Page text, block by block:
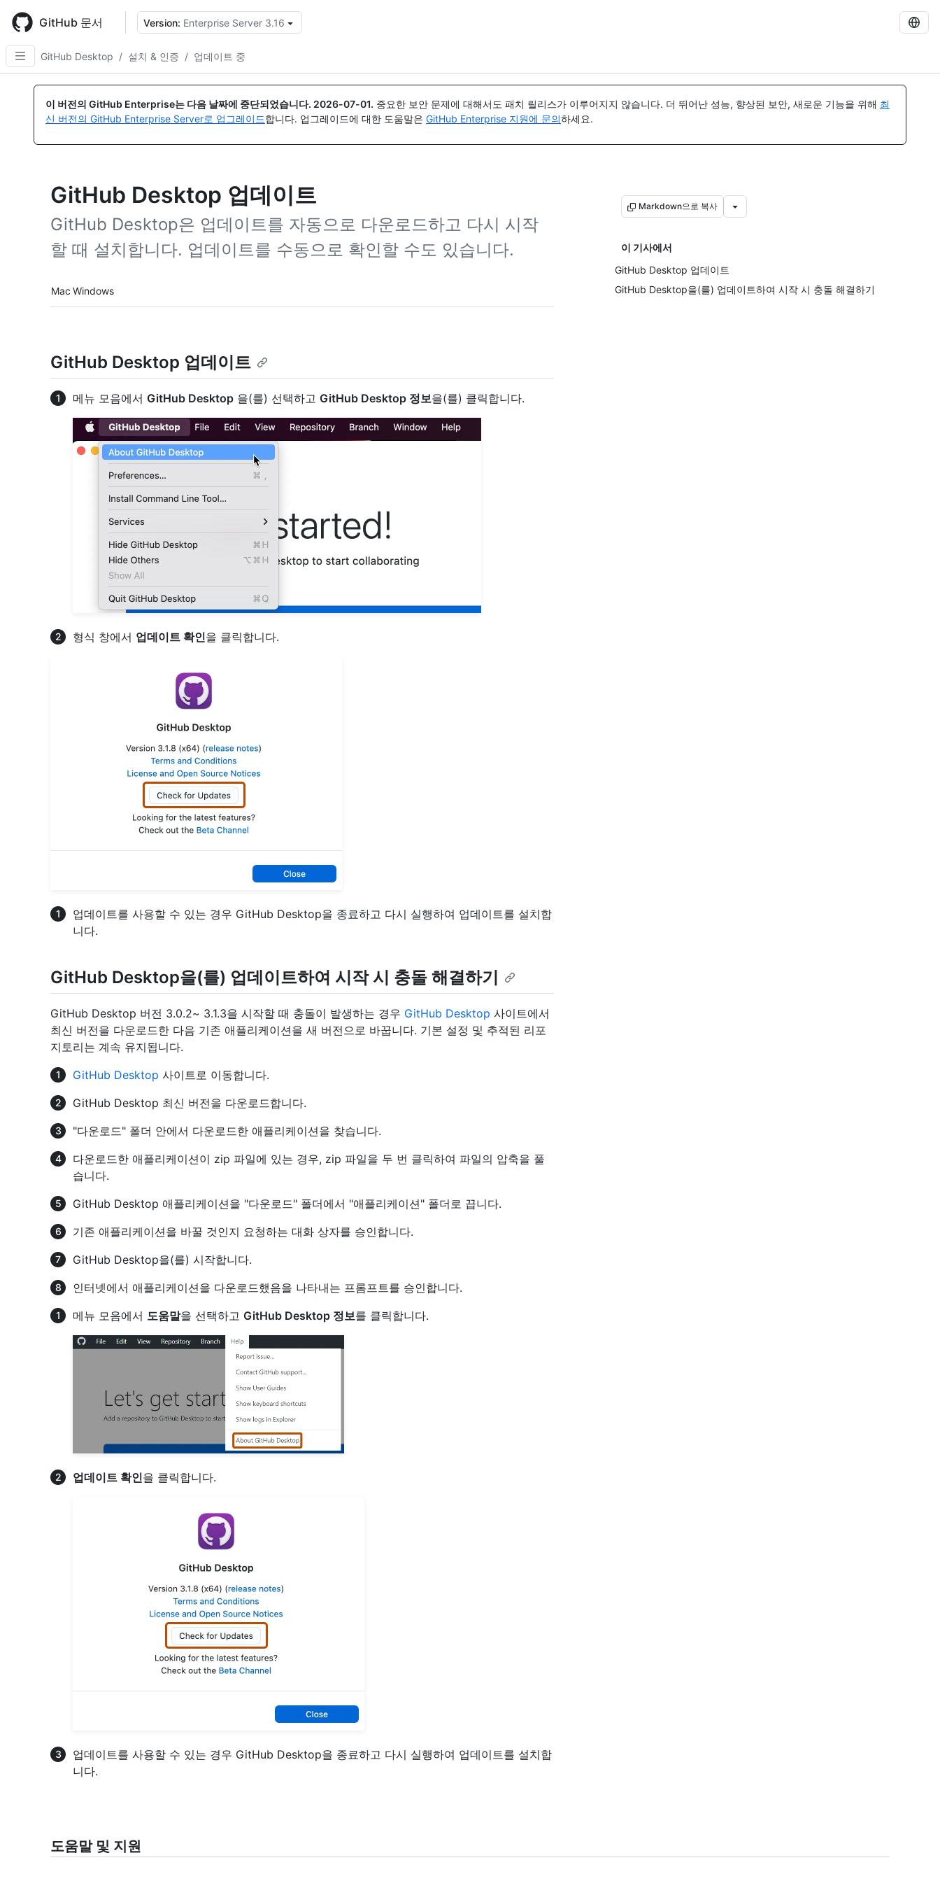
main
content
GitHub 문서 Version: Enterprise Server 3.16
GitHub Desktop / 설치 & 인증 / 업데이트 중
이 버전의 GitHub Enterprise는 다음 날짜에 중단되었습니다. 2026-07-01. 중요한 보안 문제에 대해서도 패치 릴리스가 이루어지지 않습니다. 더 뛰어난 성능, 향상된 보안, 새로운 기능을 위해 최
신 버전의 GitHub Enterprise Server로 업그레이드합니다. 업그레이드에 대한 도움말은 GitHub Enterprise 지원에 문의하세요.
GitHub Desktop 업데이트
GitHub Desktop은 업데이트를 자동으로 다운로드하고 다시 시작
할 때 설치합니다. 업데이트를 수동으로 확인할 수도 있습니다.
Platform navigation
Mac Windows
Markdown으로 복사
이 기사에서
GitHub Desktop 업데이트
GitHub Desktop을(를) 업데이트하여 시작 시 충돌 해결하기
GitHub Desktop 업데이트
메뉴 모음에서 GitHub Desktop 을(를) 선택하고 GitHub Desktop 정보을(를) 클릭합니다.
형식 창에서 업데이트 확인을 클릭합니다.
업데이트를 사용할 수 있는 경우 GitHub Desktop을 종료하고 다시 실행하여 업데이트를 설치합
니다.
GitHub Desktop을(를) 업데이트하여 시작 시 충돌 해결하기
GitHub Desktop 버전 3.0.2~ 3.1.3을 시작할 때 충돌이 발생하는 경우 GitHub Desktop 사이트에서
최신 버전을 다운로드한 다음 기존 애플리케이션을 새 버전으로 바꿉니다. 기본 설정 및 추적된 리포
지토리는 계속 유지됩니다.
GitHub Desktop 사이트로 이동합니다.
GitHub Desktop 최신 버전을 다운로드합니다.
"다운로드" 폴더 안에서 다운로드한 애플리케이션을 찾습니다.
다운로드한 애플리케이션이 zip 파일에 있는 경우, zip 파일을 두 번 클릭하여 파일의 압축을 풀
습니다.
GitHub Desktop 애플리케이션을 "다운로드" 폴더에서 "애플리케이션" 폴더로 끕니다.
기존 애플리케이션을 바꿀 것인지 요청하는 대화 상자를 승인합니다.
GitHub Desktop을(를) 시작합니다.
인터넷에서 애플리케이션을 다운로드했음을 나타내는 프롬프트를 승인합니다.
메뉴 모음에서 도움말을 선택하고 GitHub Desktop 정보를 클릭합니다.
업데이트 확인을 클릭합니다.
업데이트를 사용할 수 있는 경우 GitHub Desktop을 종료하고 다시 실행하여 업데이트를 설치합
니다.
도움말 및 지원